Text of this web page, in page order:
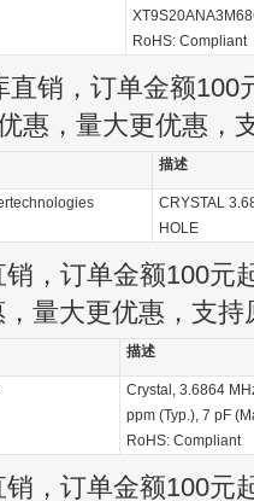
RoHS: Compliant
销，订单金额100
惠，量大更优惠，
描述
CRYSTAL
HOLE
，订单金额100元
量大更优惠，支持
描述
Crystal, 3.6864
ppm (Typ.), 7 pF
RoHS: Compliant
，订单金额100元